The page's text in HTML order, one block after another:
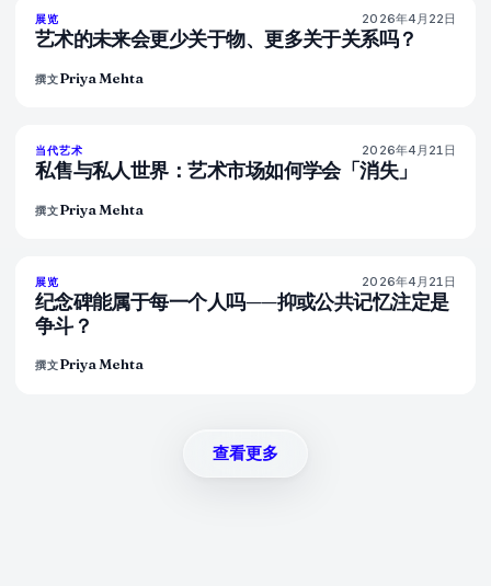
80 % 117
展览 2026年4月22日
艺术的未来会更少关于物、更多关于关系吗？
撰文Priya Mehta
72% 52
当代艺术 2026年4月21日
私售与私人世界：艺术市场如何学会「消失」
撰文Priya Mehta
77% 46
展览 2026年4月21日
纪念碑能属于每一个人吗——抑或公共记忆注定是
争斗？
撰文Priya Mehta
查看更多